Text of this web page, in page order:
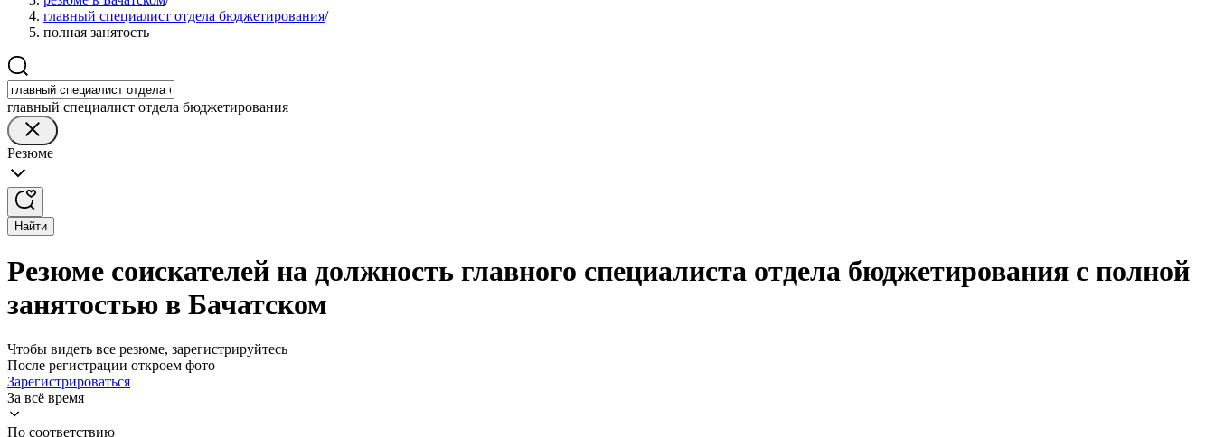
главный специалист отдела бюджетирования/
полная занятость
главный специалист отдела бюджетирования
Резюме
Найти
Резюме соискателей на должность главного специалиста отдела бюджетирования с полной
занятостью в Бачатском
Чтобы видеть все резюме, зарегистрируйтесь
После регистрации откроем фото
Зарегистрироваться
За всё время
По соответствию